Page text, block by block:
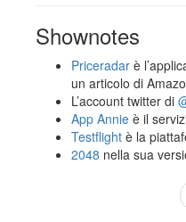
Shownotes
Priceradar è
un articolo di
L’account twitter di
App Annie è il
Testflight è la
2048 nella sua